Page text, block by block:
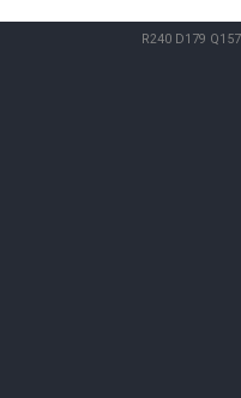
R240 D179 Q157